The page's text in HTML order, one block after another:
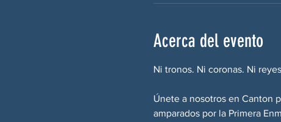
Acerca del evento
Ni tronos. Ni coronas. Ni
Únete a nosotros en Canton
amparados por la Primera